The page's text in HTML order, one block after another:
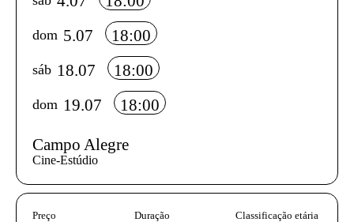
dom 5.07 18:00
sáb 18.07 18:00
dom 19.07 18:00
Campo Alegre
Cine-Estúdio
InformaÃ§Ã£o adicional
Preço
Duração
Classificação etária